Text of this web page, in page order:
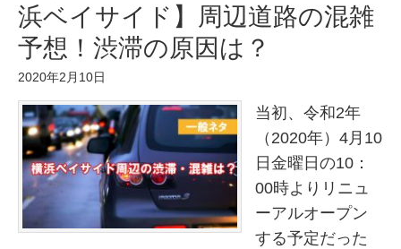
浜ベイサイド】周辺道路の混雑
予想！渋滞の原因は？
2020年2月10日
当初、令和2年
（2020年）4月10
日金曜日の10：
00時よりリニュ
ーアルオープン
する予定だった